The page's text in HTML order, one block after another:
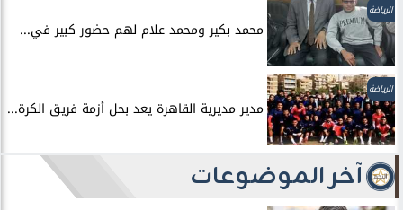
الرياضة
محمد بكير ومحمد علام لهم حضور كبير في...
الرياضة
مدير مديرية القاهرة يعد بحل أزمة فريق الكرة...
آخر الموضوعات